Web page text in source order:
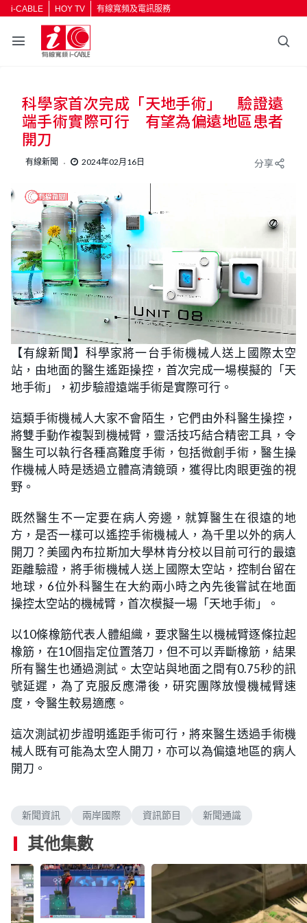
i-CABLE HOY TV 有線寬頻及電訊服務
科學家首次完成「天地手術」 驗證遠
端手術實際可行 有望為偏遠地區患者
開刀
有線新聞 2024年02月16日 分享
U
n
m
u
t
e
o
a
d
e
d
:
2
3
%
【有線新聞】科學家將一台手術機械人送上國際太空
站，由地面的醫生遙距操控，首次完成一場模擬的「天
地手術」，初步驗證遠端手術是實際可行。
這類手術機械人大家不會陌生，它們由外科醫生操控，
將雙手動作複製到機械臂，靈活技巧結合精密工具，令
醫生可以執行各種高難度手術，包括微創手術，醫生操
作機械人時是透過立體高清鏡頭，獲得比肉眼更強的視
野。
既然醫生不一定要在病人旁邊，就算醫生在很遠的地
方，是否一樣可以遙控手術機械人，為千里以外的病人
開刀？美國內布拉斯加大學林肯分校以目前可行的最遠
距離驗證，將手術機械人送上國際太空站，控制台留在
地球，6位外科醫生在大約兩小時之內先後嘗試在地面
操控太空站的機械臂，首次模擬一場「天地手術」。
以10條橡筋代表人體組織，要求醫生以機械臂逐條拉起
橡筋，在10個指定位置落刀，但不可以弄斷橡筋，結果
所有醫生也通過測試。太空站與地面之間有0.75秒的訊
號延遲，為了克服反應滯後，研究團隊放慢機械臂速
度，令醫生較易適應。
這次測試初步證明遙距手術可行，將來醫生透過手術機
械人既有可能為太空人開刀，亦可以為偏遠地區的病人
開刀。
新聞資訊 兩岸國際 資訊節目 新聞通識
其他集數